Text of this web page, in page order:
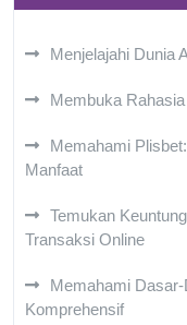
Menjelajahi Dunia
Membuka
Memahami
Manfaat
Temukan
Transaksi Online
Memahami
Komprehensif